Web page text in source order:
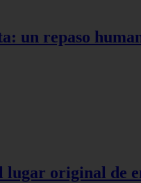
un repaso
original de